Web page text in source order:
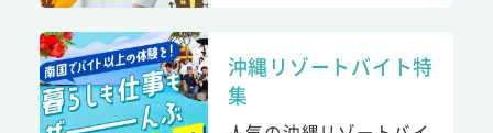
沖縄リゾートバイト特
集